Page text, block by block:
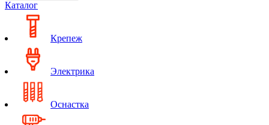
Каталог
Крепеж
Электрика
Оснастка